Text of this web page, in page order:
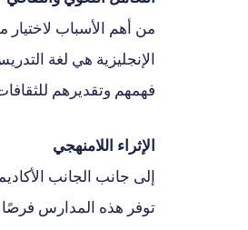
من أهم الأسباب لاختيار
الإنجليزية هي لغة
فهمهم وتقديرهم
الإثراء اللامنهجي
إلى جانب الجانب
توفر هذه المدارس فرصًا